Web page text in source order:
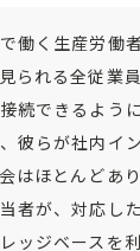
働く生産労働
られる全従業
続できるよう
彼らが社内イ
はほとんどあり
者が、対応し
ッジベースを利